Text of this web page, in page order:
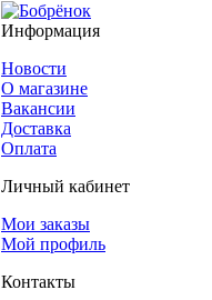
Информация
Новости
О магазине
Вакансии
Доставка
Оплата
Личный кабинет
Мои заказы
Мой профиль
Контакты